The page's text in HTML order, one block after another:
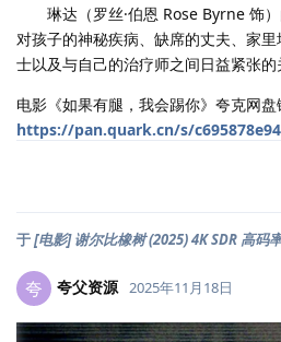
琳达（罗丝·伯恩 Rose Byrne 饰）
对孩子的神秘疾病、缺席的丈夫、家
士以及与自己的治疗师之间日益紧张的
电影《如果有腿，我会踢你》夸克网盘
https://pan.quark.cn/s/
于[电影] 谢尔比橡树 (2025) 4K SDR 高码
夸 夸父资源 2025年11月18日